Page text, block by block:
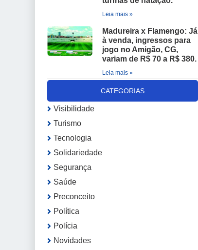
Leia mais »
Madureira x Flamengo: Já
à venda, ingressos para
jogo no Amigão, CG,
variam de R$ 70 a R$ 380.
Leia mais »
CATEGORIAS
Visibilidade
Turismo
Tecnologia
Solidariedade
Segurança
Saúde
Preconceito
Política
Polícia
Novidades